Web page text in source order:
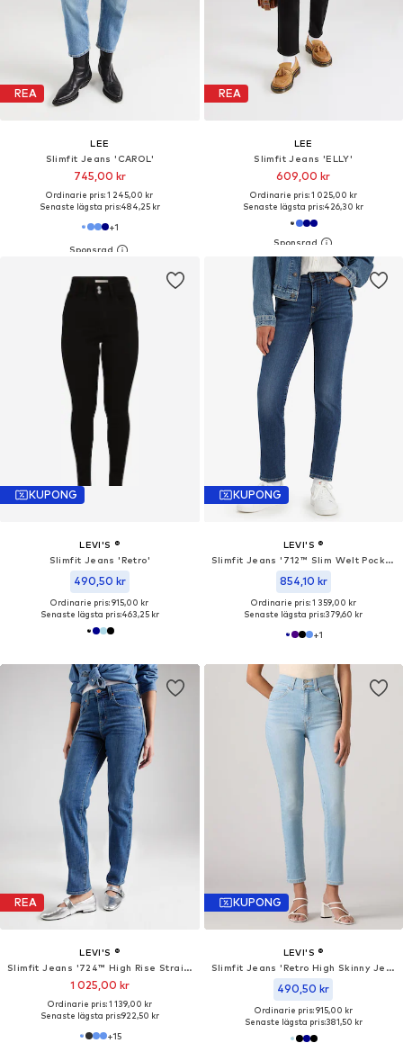
REA
LEE
Slimfit Jeans 'CAROL'
745,00 kr
Ordinarie pris: 1 245,00 kr
Senaste lägsta pris:484,25 kr
+1
REA
LEE
Slimfit Jeans 'ELLY'
609,00 kr
Ordinarie pris: 1 025,00 kr
Senaste lägsta pris:426,30 kr
KUPONG
LEVI'S ®
Slimfit Jeans 'Retro'
490,50 kr
Ordinarie pris: 915,00 kr
Senaste lägsta pris:463,25 kr
KUPONG
LEVI'S ®
Slimfit Jeans '712™ Slim Welt Pocket'
854,10 kr
Ordinarie pris: 1 359,00 kr
Senaste lägsta pris:379,60 kr
+1
REA
LEVI'S ®
Slimfit Jeans '724™ High Rise Straight'
1 025,00 kr
Ordinarie pris: 1 139,00 kr
Senaste lägsta pris:922,50 kr
+15
KUPONG
LEVI'S ®
Slimfit Jeans 'Retro High Skinny Jeans'
490,50 kr
Ordinarie pris: 915,00 kr
Senaste lägsta pris:381,50 kr